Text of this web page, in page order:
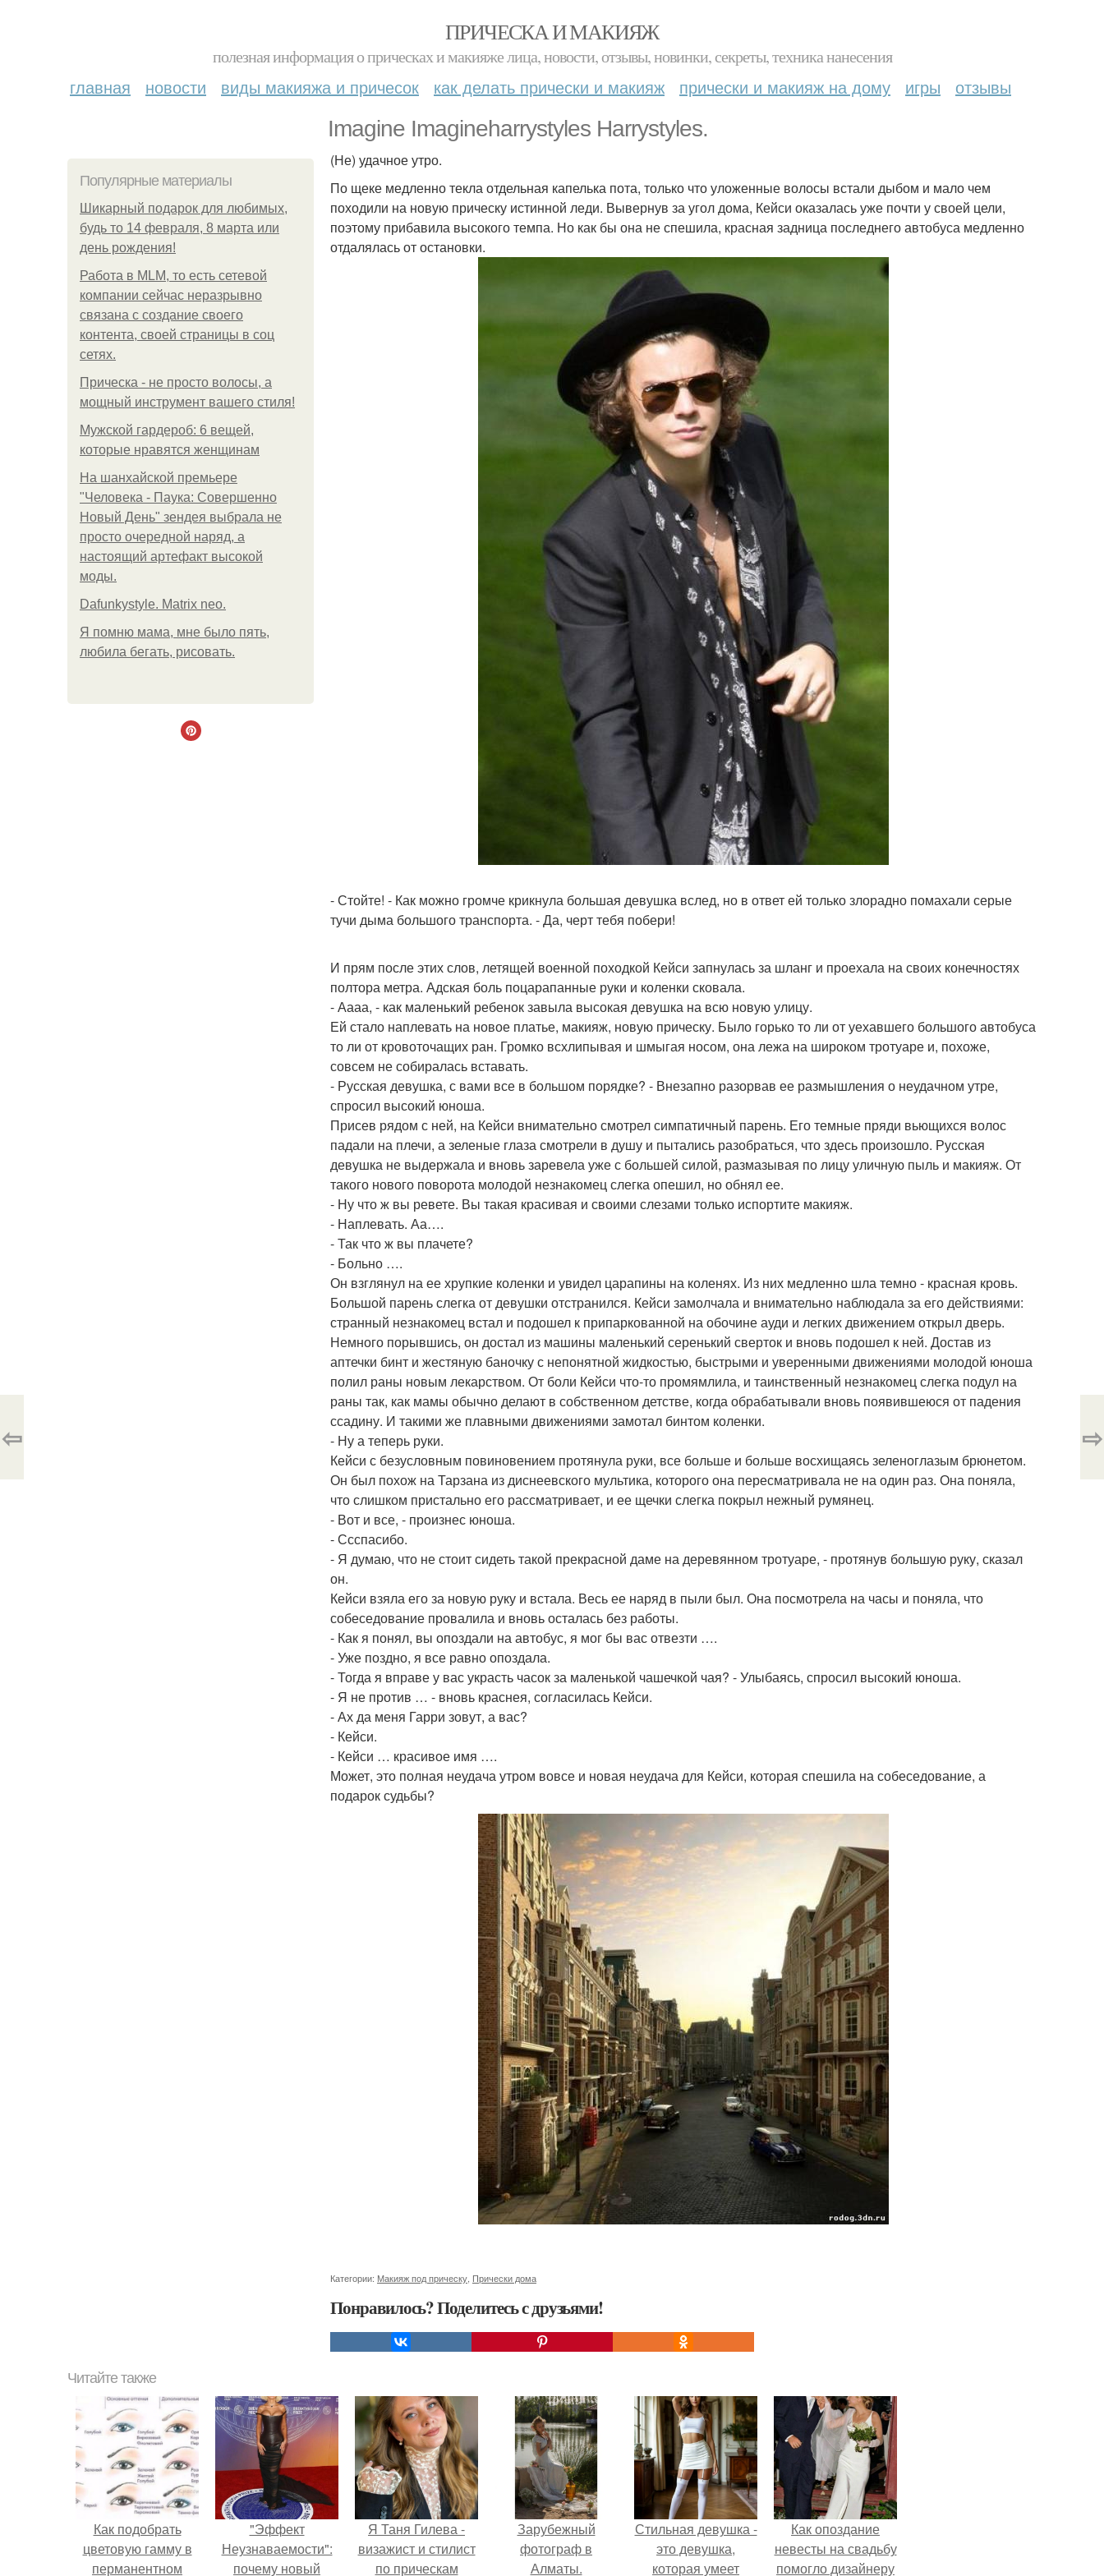
ПРИЧЕСКА И МАКИЯЖ
полезная информация о прическах и макияже лица, новости, отзывы, новинки, секреты, техника нанесения
главная новости виды макияжа и причесок как делать прически и макияж прически и макияж на дому игры отзывы
Imagine Imagineharrystyles Harrystyles.
Популярные материалы
Шикарный подарок для любимых,
будь то 14 февраля, 8 марта или
день рождения!
Работа в MLM, то есть сетевой
компании сейчас неразрывно
связана с создание своего
контента, своей страницы в соц
сетях.
Прическа - не просто волосы, а
мощный инструмент вашего стиля!
Мужской гардероб: 6 вещей,
которые нравятся женщинам
На шанхайской премьере
"Человека - Паука: Совершенно
Новый День" зендея выбрала не
просто очередной наряд, а
настоящий артефакт высокой
моды.
Dafunkystyle. Matrix neo.
Я помню мама, мне было пять,
любила бегать, рисовать.
(Не) удачное утро.
По щеке медленно текла отдельная капелька пота, только что уложенные волосы встали дыбом и мало чем
походили на новую прическу истинной леди. Вывернув за угол дома, Кейси оказалась уже почти у своей цели,
поэтому прибавила высокого темпа. Но как бы она не спешила, красная задница последнего автобуса медленно
отдалялась от остановки.
- Стойте! - Как можно громче крикнула большая девушка вслед, но в ответ ей только злорадно помахали серые
тучи дыма большого транспорта. - Да, черт тебя побери!
И прям после этих слов, летящей военной походкой Кейси запнулась за шланг и проехала на своих конечностях
полтора метра. Адская боль поцарапанные руки и коленки сковала.
- Аааа, - как маленький ребенок завыла высокая девушка на всю новую улицу.
Ей стало наплевать на новое платье, макияж, новую прическу. Было горько то ли от уехавшего большого автобуса
то ли от кровоточащих ран. Громко всхлипывая и шмыгая носом, она лежа на широком тротуаре и, похоже,
совсем не собиралась вставать.
- Русская девушка, с вами все в большом порядке? - Внезапно разорвав ее размышления о неудачном утре,
спросил высокий юноша.
Присев рядом с ней, на Кейси внимательно смотрел симпатичный парень. Его темные пряди вьющихся волос
падали на плечи, а зеленые глаза смотрели в душу и пытались разобраться, что здесь произошло. Русская
девушка не выдержала и вновь заревела уже с большей силой, размазывая по лицу уличную пыль и макияж. От
такого нового поворота молодой незнакомец слегка опешил, но обнял ее.
- Ну что ж вы ревете. Вы такая красивая и своими слезами только испортите макияж.
- Наплевать. Аа….
- Так что ж вы плачете?
- Больно ….
Он взглянул на ее хрупкие коленки и увидел царапины на коленях. Из них медленно шла темно - красная кровь.
Большой парень слегка от девушки отстранился. Кейси замолчала и внимательно наблюдала за его действиями:
странный незнакомец встал и подошел к припаркованной на обочине ауди и легких движением открыл дверь.
Немного порывшись, он достал из машины маленький серенький сверток и вновь подошел к ней. Достав из
аптечки бинт и жестяную баночку с непонятной жидкостью, быстрыми и уверенными движениями молодой юноша
полил раны новым лекарством. От боли Кейси что-то промямлила, и таинственный незнакомец слегка подул на
раны так, как мамы обычно делают в собственном детстве, когда обрабатывали вновь появившеюся от падения
ссадину. И такими же плавными движениями замотал бинтом коленки.
- Ну а теперь руки.
Кейси с безусловным повиновением протянула руки, все больше и больше восхищаясь зеленоглазым брюнетом.
Он был похож на Тарзана из диснеевского мультика, которого она пересматривала не на один раз. Она поняла,
что слишком пристально его рассматривает, и ее щечки слегка покрыл нежный румянец.
- Вот и все, - произнес юноша.
- Ссспасибо.
- Я думаю, что не стоит сидеть такой прекрасной даме на деревянном тротуаре, - протянув большую руку, сказал
он.
Кейси взяла его за новую руку и встала. Весь ее наряд в пыли был. Она посмотрела на часы и поняла, что
собеседование провалила и вновь осталась без работы.
- Как я понял, вы опоздали на автобус, я мог бы вас отвезти ….
- Уже поздно, я все равно опоздала.
- Тогда я вправе у вас украсть часок за маленькой чашечкой чая? - Улыбаясь, спросил высокий юноша.
- Я не против … - вновь краснея, согласилась Кейси.
- Ах да меня Гарри зовут, а вас?
- Кейси.
- Кейси … красивое имя ….
Может, это полная неудача утром вовсе и новая неудача для Кейси, которая спешила на собеседование, а
подарок судьбы?
Категории: Макияж под прическу Прически дома
Понравилось? Поделитесь с друзьями!
⇦ ⇨
Читайте также
Как подобрать
цветовую гамму в
перманентном
"Эффект
Неузнаваемости":
почему новый
Я Таня Гилева -
визажист и стилист
по прическам
Зарубежный
фотограф в
Алматы.
Стильная девушка -
это девушка,
которая умеет
Как опоздание
невесты на свадьбу
помогло дизайнеру